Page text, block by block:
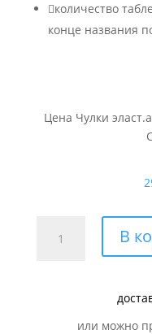
количество
конце названия
Цена Чулки
товара
В
или можно